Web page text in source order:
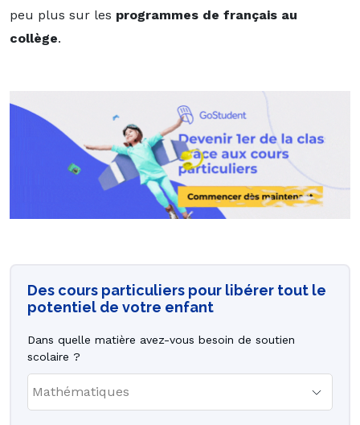
peu plus sur les programmes de français au
collège.
Des cours particuliers pour libérer tout le
potentiel de votre enfant
Dans quelle matière avez-vous besoin de soutien
scolaire ?